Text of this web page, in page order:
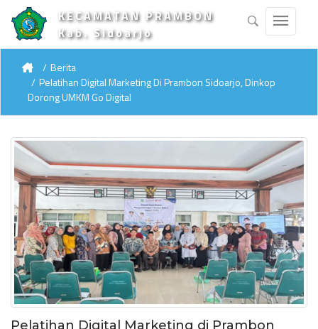
KECAMATAN PRAMBON
Kab. Sidoarjo
Berita
Pelatihan Digital Marketing Di Prambon Sidoarjo, Dinkop
Dorong UMKM Go Digital
Pelatihan Digital Marketing di Prambon